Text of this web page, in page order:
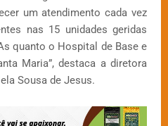
um atendimento cada vez
nas 15 unidades geridas
quanto o Hospital de Base e
Maria”, destaca a diretora
Sousa de Jesus.